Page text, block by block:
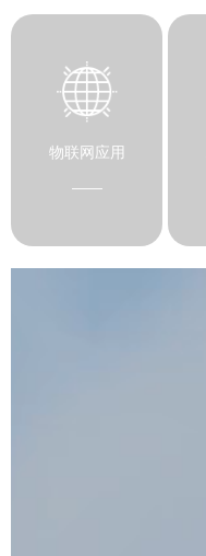
物联网应用
——